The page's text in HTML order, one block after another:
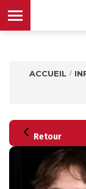
MENU
MENU
MENU
MENU
MENU
ACCUEIL
Retour